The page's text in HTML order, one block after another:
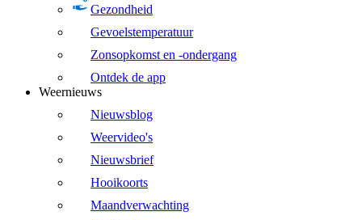
Gezondheid
Gevoelstemperatuur
Zonsopkomst en -ondergang
Ontdek de app
Weernieuws
Nieuwsblog
Weervideo's
Nieuwsbrief
Hooikoorts
Maandverwachting